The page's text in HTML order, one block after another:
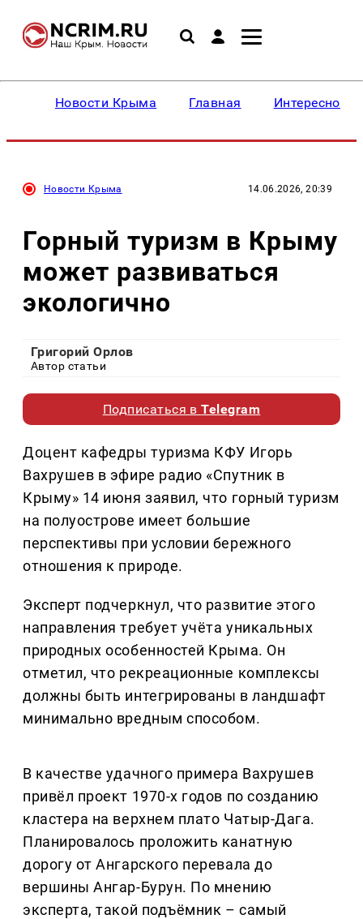
Новости Крыма Главная Интересное
Новости Крыма 14.06.2026, 20:39
Горный туризм в Крыму
может развиваться
экологично
Григорий Орлов
Автор статьи
Подписаться вTelegram
Доцент кафедры туризма КФУ Игорь
Вахрушев в эфире радио «Спутник в
Крыму» 14 июня заявил, что горный туризм
на полуострове имеет большие
перспективы при условии бережного
отношения к природе.
Эксперт подчеркнул, что развитие этого
направления требует учёта уникальных
природных особенностей Крыма. Он
отметил, что рекреационные комплексы
должны быть интегрированы в ландшафт
минимально вредным способом.
В качестве удачного примера Вахрушев
привёл проект 1970-х годов по созданию
кластера на верхнем плато Чатыр-Дага.
Планировалось проложить канатную
дорогу от Ангарского перевала до
вершины Ангар-Бурун. По мнению
эксперта, такой подъёмник – самый